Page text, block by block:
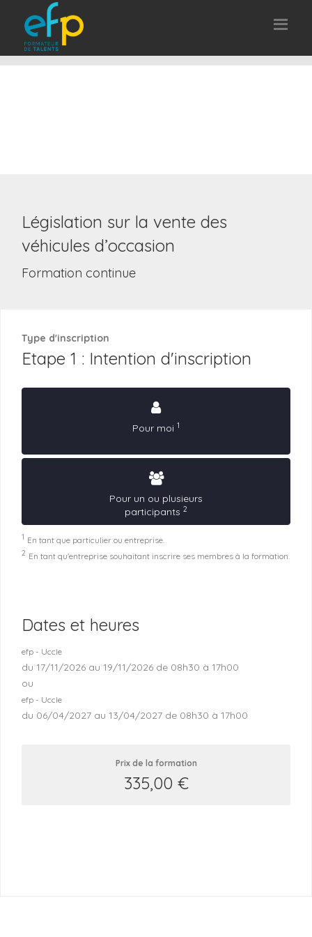
Législation sur la vente des
véhicules d’occasion
Formation continue
Type d'inscription
Etape 1 : Intention d'inscription
Pour moi 1
Pour un ou plusieurs
participants 2
1 En tant que particulier ou entreprise.
2 En tant qu'entreprise souhaitant inscrire ses membres à la formation.
Dates et heures
efp - Uccle
du 17/11/2026 au 19/11/2026 de 08h30 à 17h00
ou
efp - Uccle
du 06/04/2027 au 13/04/2027 de 08h30 à 17h00
Prix de la formation
335,00 €